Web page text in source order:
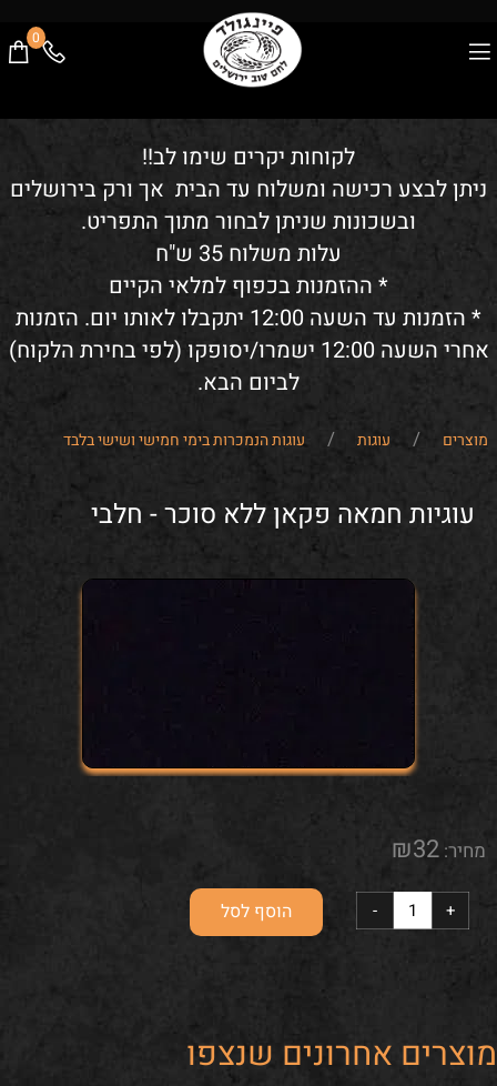
0
לקוחות יקרים שימו לב!!
ניתן לבצע רכישה ומשלוח עד הבית אך ורק בירושלים
ובשכונות שניתן לבחור מתוך התפריט.
עלות משלוח 35 ש"ח
* ההזמנות בכפוף למלאי הקיים
* הזמנות עד השעה 12:00 יתקבלו לאותו יום. הזמנות
אחרי השעה 12:00 ישמרו/יסופקו (לפי בחירת הלקוח)
לביום הבא.
מוצרים / עוגות / עוגות הנמכרות בימי חמישי ושישי בלבד
עוגיות חמאה פקאן ללא סוכר - חלבי
מחיר: ₪32
הוסף לסל
מוצרים אחרונים שנצפו